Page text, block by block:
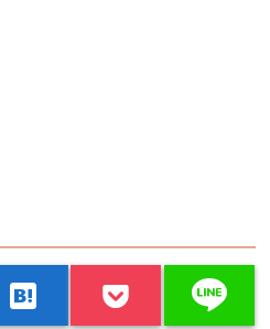
hatenabookmark line